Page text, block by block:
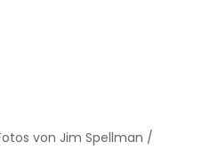
von Jim Spellman /